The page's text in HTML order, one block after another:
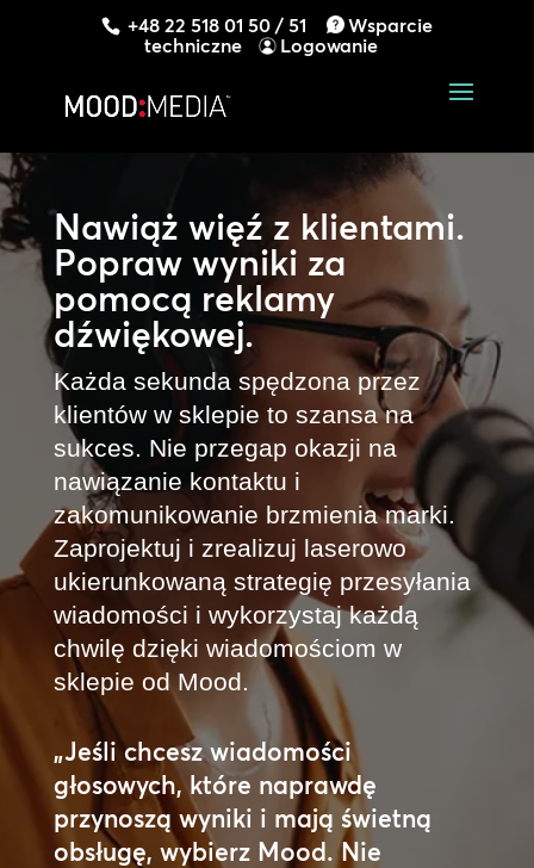
+48 22 518 01 50 / 51
Wsparcie
techniczne
Logowanie
Nawiąż więź z klientami.
Popraw wyniki za
pomocą reklamy
dźwiękowej.
Każda sekunda spędzona przez
klientów w sklepie to szansa na
sukces. Nie przegap okazji na
nawiązanie kontaktu i
zakomunikowanie brzmienia marki.
Zaprojektuj i zrealizuj laserowo
ukierunkowaną strategię przesyłania
wiadomości i wykorzystaj każdą
chwilę dzięki wiadomościom w
sklepie od Mood.
„Jeśli chcesz wiadomości
głosowych, które naprawdę
przynoszą wyniki i mają świetną
obsługę, wybierz Mood. Nie